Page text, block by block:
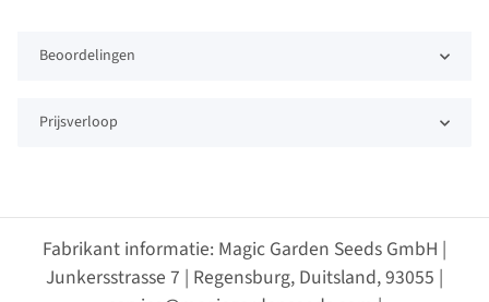
Beoordelingen
Prijsverloop
Fabrikant informatie: Magic Garden Seeds GmbH |
Junkersstrasse 7 | Regensburg, Duitsland, 93055 |